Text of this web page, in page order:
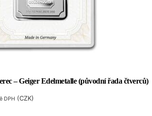
– Geiger Edelmetalle (původní řada čtverců)
DPH (CZK)